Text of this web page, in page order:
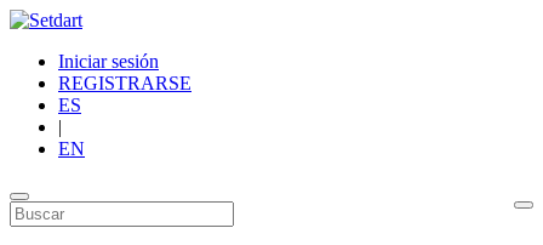
Iniciar sesión
REGISTRARSE
ES
|
EN